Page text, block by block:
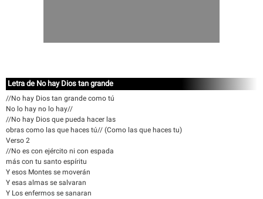
Letra de No hay Dios tan grande
//No hay Dios tan grande como tú
No lo hay no lo hay//
//No hay Dios que pueda hacer las
obras como las que haces tú// (Como las que haces tu)
Verso 2
//No es con ejército ni con espada
más con tu santo espíritu
Y esos Montes se moverán
Y esas almas se salvaran
Y Los enfermos se sanaran